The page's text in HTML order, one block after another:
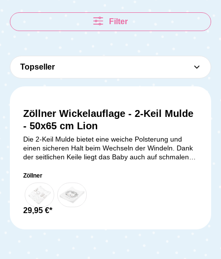
Filter
Zöllner Wickelauflage - 2-Keil Mulde
- 50x65 cm Lion
Die 2-Keil Mulde bietet eine weiche Polsterung und
einen sicheren Halt beim Wechseln der Windeln. Dank
der seitlichen Keile liegt das Baby auch auf schmalen
Design ist phthalatfrei und zugleich praktisch und
pflegeleicht. Die Mulde ist in den Größen 50x65 cm,
60x71 cm und 50x75 cm (Breite x Tiefe) erhältlich. Die
phthalatfreie und pflegeleichte Folie kann einfach feucht
abgewischt werden. Die Füllung besteht aus
besseren Halt beim Wickeln. Die Mulde ist besonders
Zöllner
29,95 €*